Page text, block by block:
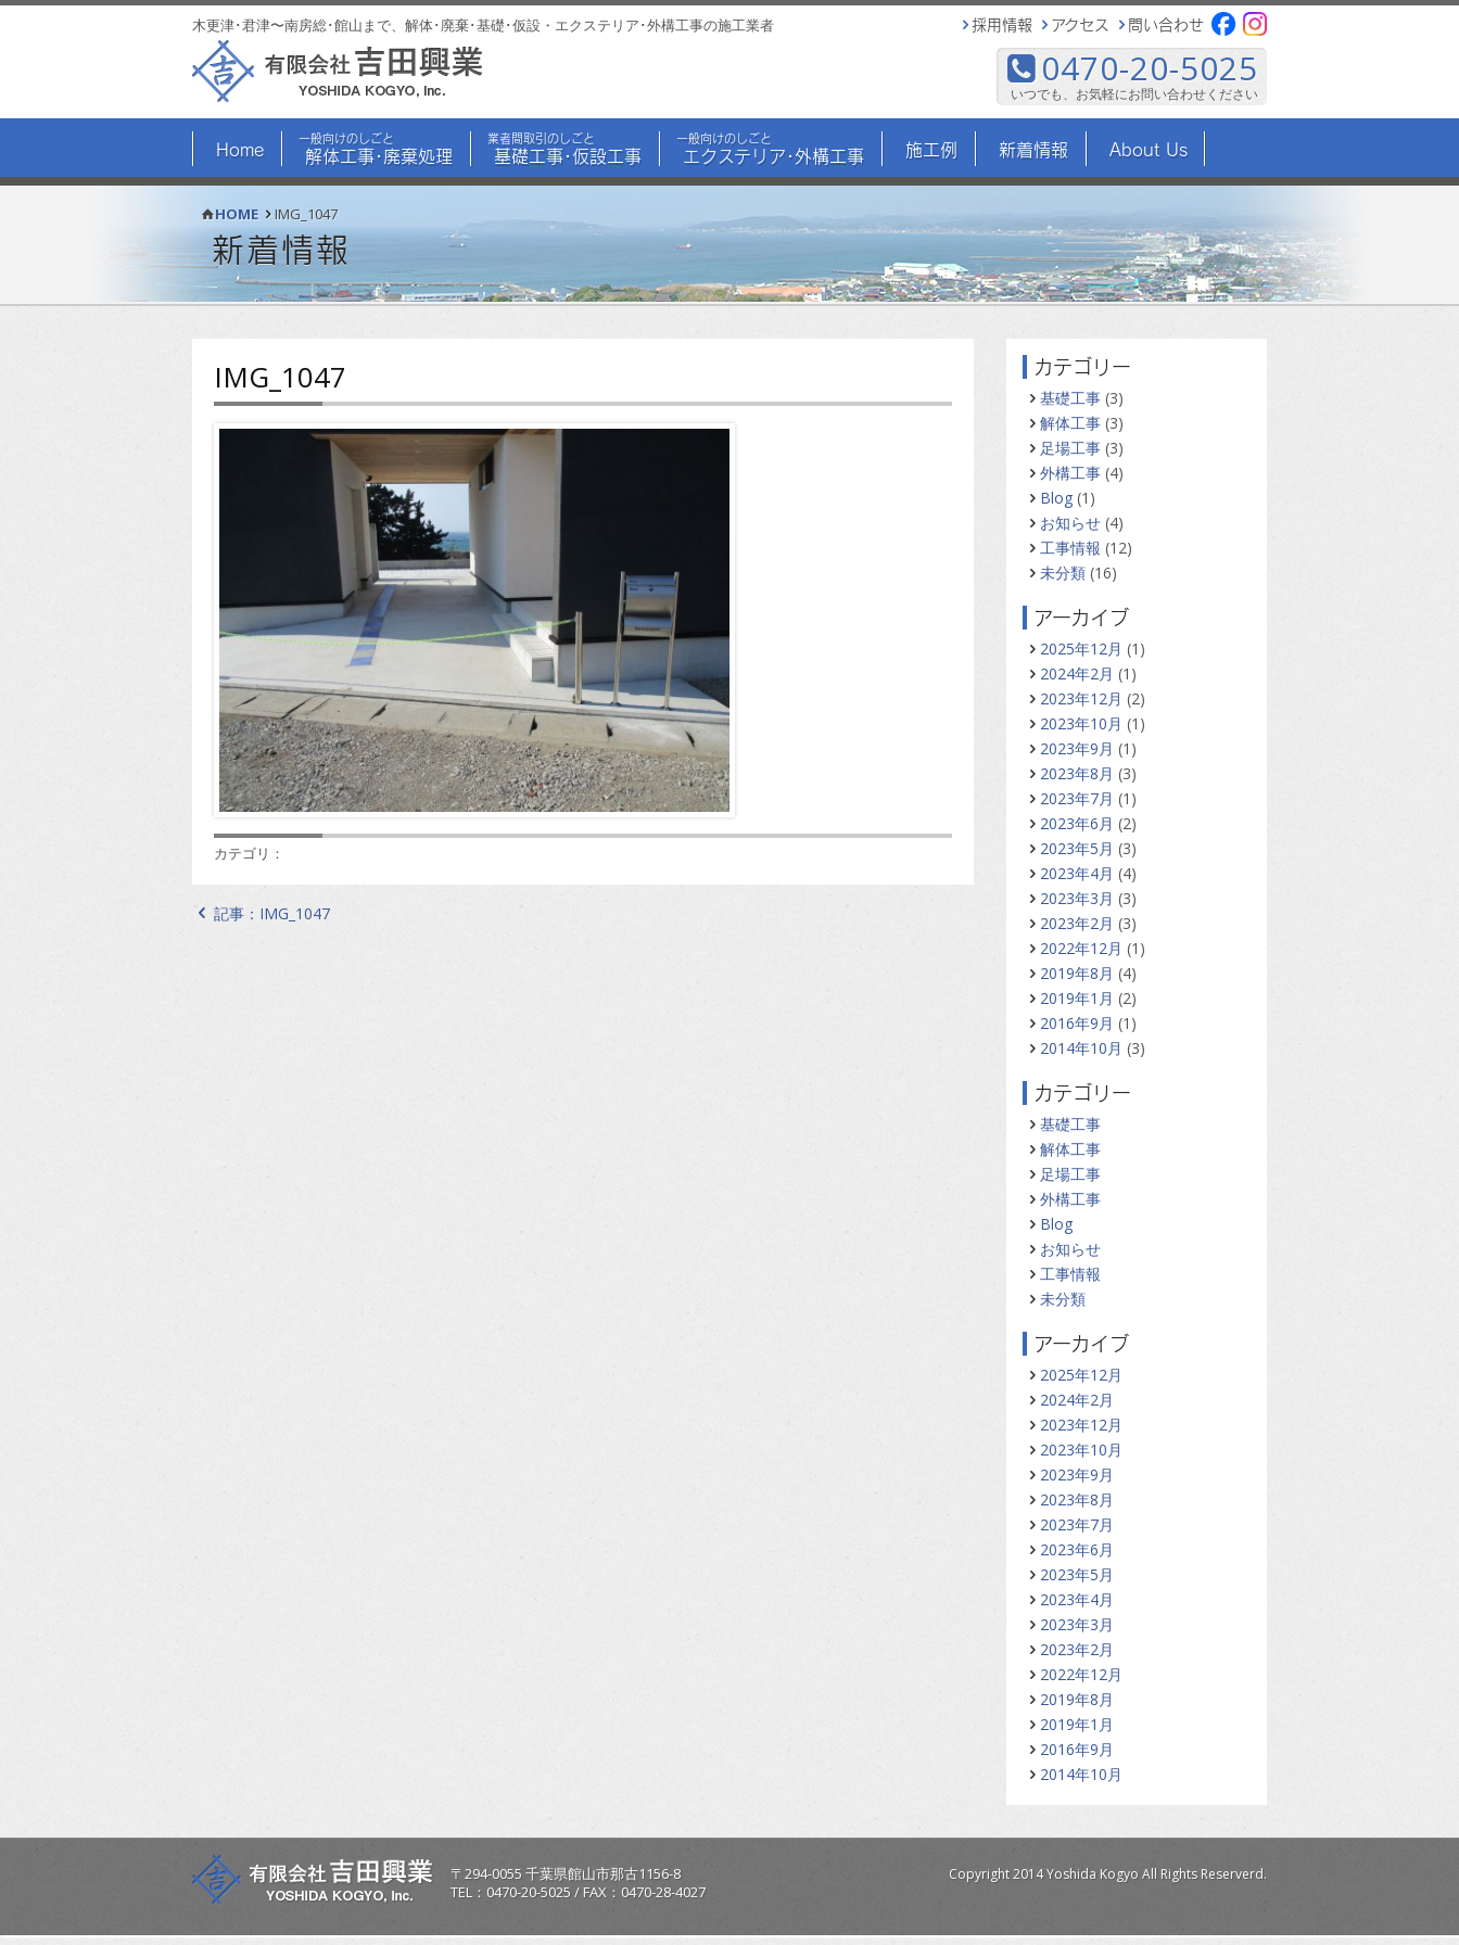
木更津･君津〜南房総･館山まで、解体･廃棄･基礎･仮設・エクステリア･外構工事の施工業者 採用情報 アクセス 問い合わせ
0470-20-5025
いつでも、お気軽にお問い合わせください
Home
一般向けのしごと
解体工事･廃棄処理
業者間取引のしごと
基礎工事･仮設工事
一般向けのしごと
エクステリア･外構工事 施工例 新着情報 About Us
HOME IMG_1047
新着情報
IMG_1047
カテゴリ：
記事： IMG_1047
カテゴリー
基礎工事 (3)
解体工事 (3)
足場工事 (3)
外構工事 (4)
Blog (1)
お知らせ (4)
工事情報 (12)
未分類 (16)
アーカイブ
2025年12月 (1)
2024年2月 (1)
2023年12月 (2)
2023年10月 (1)
2023年9月 (1)
2023年8月 (3)
2023年7月 (1)
2023年6月 (2)
2023年5月 (3)
2023年4月 (4)
2023年3月 (3)
2023年2月 (3)
2022年12月 (1)
2019年8月 (4)
2019年1月 (2)
2016年9月 (1)
2014年10月 (3)
カテゴリー
基礎工事
解体工事
足場工事
外構工事
Blog
お知らせ
工事情報
未分類
アーカイブ
2025年12月
2024年2月
2023年12月
2023年10月
2023年9月
2023年8月
2023年7月
2023年6月
2023年5月
2023年4月
2023年3月
2023年2月
2022年12月
2019年8月
2019年1月
2016年9月
2014年10月
〒294-0055 千葉県館山市那古1156-8
TEL： 0470-20-5025 / FAX：0470-28-4027
Copyright 2014 Yoshida Kogyo All Rights Reserverd.